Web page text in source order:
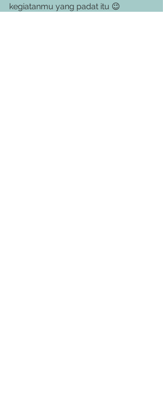
kegiatanmu yang padat itu 😉